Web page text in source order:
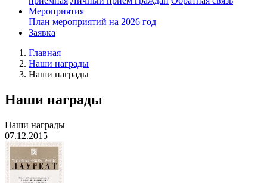
Мероприятия
План мероприятий на 2026 год
Заявка
Главная
Наши награды
Наши награды
Наши награды
Наши награды
07.12.2015